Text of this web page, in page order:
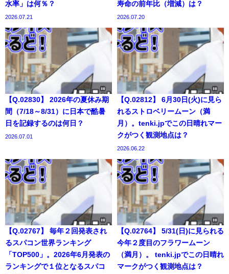
水率」は何％？
2026.07.21
寿命の前年比（増減）は？
2026.07.20
【Q.02830】 2026年の夏休み期
間（7/18～8/31）に日本で酷暑
日を記録するのは何日？
2026.07.01
【Q.02812】 6月30日(火)に見ら
れるストロベリームーン（満
月）。tenki.jpでこの日晴れマー
クがつく観測地点は？
2026.06.22
【Q.02767】 毎年２回発表され
るスパコン世界ランキング
「TOP500」。2026年6月発表の
ランキングで１位となるスパコ
【Q.02764】 5/31(日)に見られる
今年２度目のフラワームーン
（満月）。 tenki.jpでこの日晴れ
マークがつく観測地点は？